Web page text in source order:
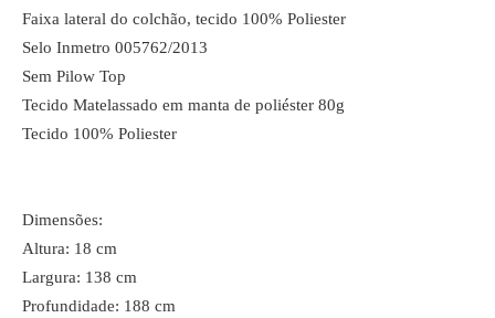
Faixa lateral do colchão, tecido 100% Poliester
Selo Inmetro 005762/2013
Sem Pilow Top
Tecido Matelassado em manta de poliéster 80g
Tecido 100% Poliester
Dimensões:
Altura: 18 cm
Largura: 138 cm
Profundidade: 188 cm